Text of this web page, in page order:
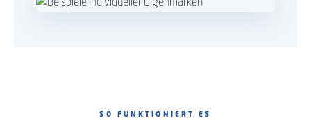
SO FUNKTIONIERT ES